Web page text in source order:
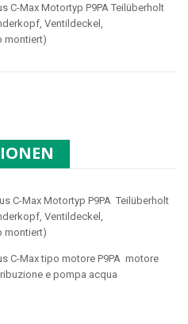
C-Max Motortyp P9PA Teilüberholt
Ventildeckel,
montiert)
C-Max Motortyp P9PA Teilüberholt
Ventildeckel,
montiert)
C-Max tipo motore P9PA motore
e pompa acqua